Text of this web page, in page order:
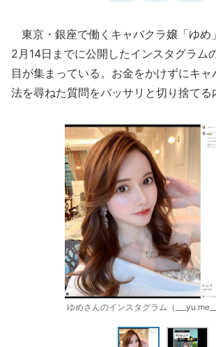
東京・銀座で働くキャバクラ嬢「ゆめ
2月14日までに公開したインスタグラム
目が集まっている。お金をかけずにキ
法を尋ねた質問をバッサリと切り捨てる
ゆめさんのインスタグラム（